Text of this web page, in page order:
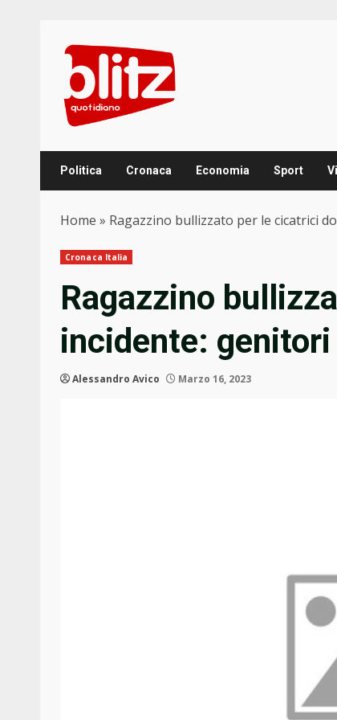
content
Politica Cronaca Economia Sport
Home » Ragazzino bullizzato per le cicatrici
Cronaca Italia
Ragazzino
incidente:
Alessandro Avico Marzo 16, 2023